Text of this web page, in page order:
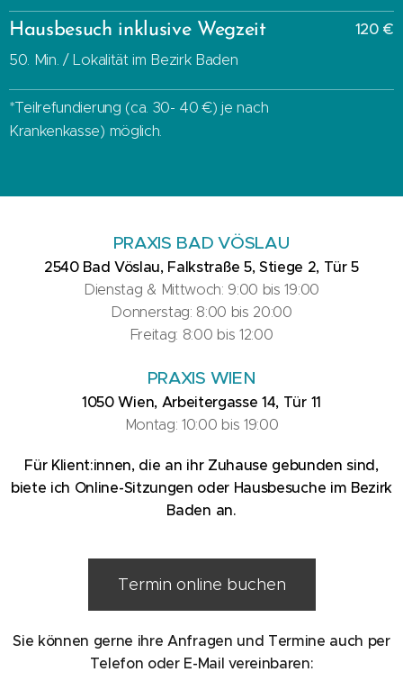
Hausbesuch inklusive Wegzeit
50. Min. / Lokalität im Bezirk Baden
120 €
*Teilrefundierung (ca. 30- 40 €) je nach
Krankenkasse) möglich.
PRAXIS BAD VÖSLAU
2540 Bad Vöslau, Falkstraße 5, Stiege 2, Tür 5
Dienstag & Mittwoch: 9:00 bis 19:00
Donnerstag: 8:00 bis 20:00
Freitag: 8:00 bis 12:00
PRAXIS WIEN
1050 Wien, Arbeitergasse 14, Tür 11
Montag: 10:00 bis 19:00
Für Klient:innen, die an ihr Zuhause gebunden sind,
biete ich Online-Sitzungen oder Hausbesuche im Bezirk
Baden an.
Termin online buchen
Sie können gerne ihre Anfragen und Termine auch per
Telefon oder E-Mail vereinbaren: